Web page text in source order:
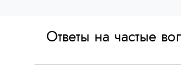
Ответы на частые